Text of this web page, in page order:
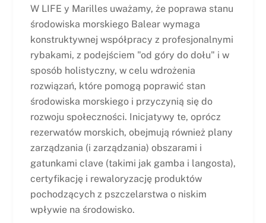
W LIFE y Marilles uważamy, że poprawa stanu
środowiska morskiego Balear wymaga
konstruktywnej współpracy z profesjonalnymi
rybakami, z podejściem "od góry do dołu" i w
sposób holistyczny, w celu wdrożenia
rozwiązań, które pomogą poprawić stan
środowiska morskiego i przyczynią się do
rozwoju społeczności. Inicjatywy te, oprócz
rezerwatów morskich, obejmują również plany
zarządzania (i zarządzania) obszarami i
gatunkami clave (takimi jak gamba i langosta),
certyfikację i rewaloryzację produktów
pochodzących z pszczelarstwa o niskim
wpływie na środowisko.